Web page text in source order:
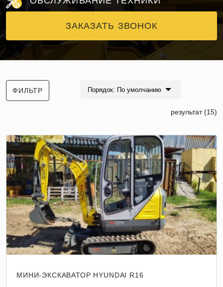
ЗАКАЗАТЬ ЗВОНОК
ФИЛЬТР Порядок: По умолчанию
результат (15)
МИНИ-ЭКСКАВАТОР HYUNDAI R16